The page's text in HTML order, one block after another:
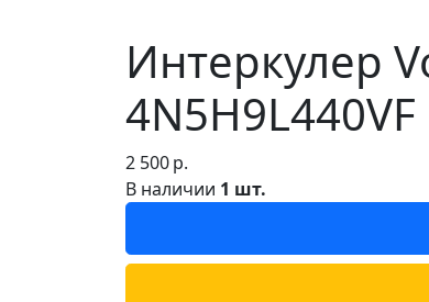
Интеркулер
2 500р.
В наличии 1 шт.